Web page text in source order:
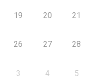
19 20 21
26 27 28
3 4 5